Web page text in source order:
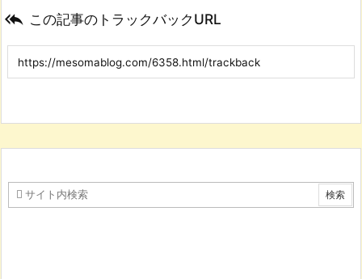
 この記事のトラックバックURL